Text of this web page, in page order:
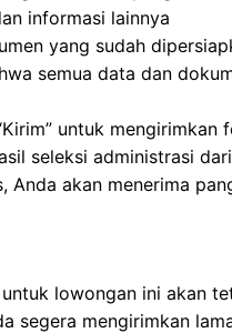
informasi lainnya
yang sudah
semua data dan
untuk mengirimkan
seleksi administrasi
Anda akan menerima
lowongan ini akan
segera mengirimkan